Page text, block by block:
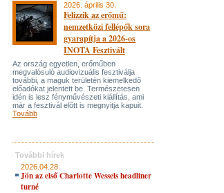
2026. április 30.
Felizzik az erőmű:
nemzetközi fellépők sora
gyarapítja a 2026-os
INOTA Fesztivált
Az ország egyetlen, erőműben
megvalósuló audiovizuális fesztiválja
további, a maguk területén kiemelkedő
előadókat jelentett be. Természetesen
idén is lesz fényművészeti kiállítás, ami
már a fesztivál előtt is megnyitja kapuit.
Tovább
További hírek
2026.04.28.
Jön az első Charlotte Wessels headliner
turné